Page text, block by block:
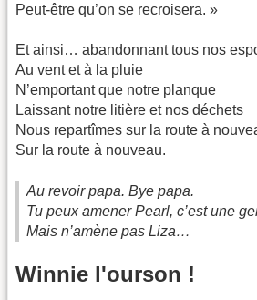
Peut-être qu’on se recroisera. »
Et ainsi… abandonnant tous nos
Au vent et à la pluie
N’emportant que notre planque
Laissant notre litière et nos déchets
Nous repartîmes sur la route à
Sur la route à nouveau.
Au revoir papa. Bye papa.
Tu peux amener Pearl, c’est une
Mais n’amène pas Liza…
Winnie l'ourson !